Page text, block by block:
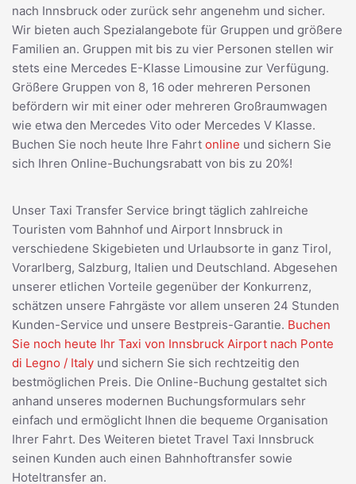
nach Innsbruck oder zurück sehr angenehm und sicher.
Wir bieten auch Spezialangebote für Gruppen und größere
Familien an. Gruppen mit bis zu vier Personen stellen wir
stets eine Mercedes E-Klasse Limousine zur Verfügung.
Größere Gruppen von 8, 16 oder mehreren Personen
befördern wir mit einer oder mehreren Großraumwagen
wie etwa den Mercedes Vito oder Mercedes V Klasse.
Buchen Sie noch heute Ihre Fahrt online und sichern Sie
sich Ihren Online-Buchungsrabatt von bis zu 20%!
Unser Taxi Transfer Service bringt täglich zahlreiche
Touristen vom Bahnhof und Airport Innsbruck in
verschiedene Skigebieten und Urlaubsorte in ganz Tirol,
Vorarlberg, Salzburg, Italien und Deutschland. Abgesehen
unserer etlichen Vorteile gegenüber der Konkurrenz,
schätzen unsere Fahrgäste vor allem unseren 24 Stunden
Kunden-Service und unsere Bestpreis-Garantie. Buchen
Sie noch heute Ihr Taxi von Innsbruck Airport nach Ponte
di Legno / Italy und sichern Sie sich rechtzeitig den
bestmöglichen Preis. Die Online-Buchung gestaltet sich
anhand unseres modernen Buchungsformulars sehr
einfach und ermöglicht Ihnen die bequeme Organisation
Ihrer Fahrt. Des Weiteren bietet Travel Taxi Innsbruck
seinen Kunden auch einen Bahnhoftransfer sowie
Hoteltransfer an.